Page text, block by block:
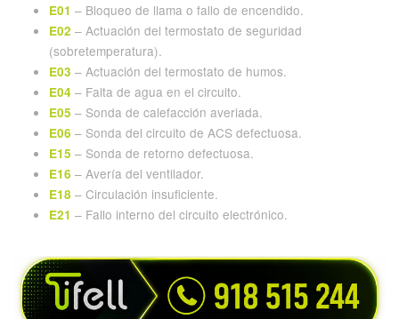
E01 – Bloqueo de llama o fallo de encendido.
E02 – Actuación del termostato de seguridad
(sobretemperatura).
E03 – Actuación del termostato de humos.
E04 – Falta de agua en el circuito.
E05 – Sonda de calefacción averiada.
E06 – Sonda del circuito de ACS defectuosa.
E15 – Sonda de retorno defectuosa.
E16 – Avería del ventilador.
E18 – Circulación insuficiente.
E21 – Fallo interno del circuito electrónico.